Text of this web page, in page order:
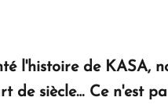
l'histoire de KASA,
de siècle… Ce n'est